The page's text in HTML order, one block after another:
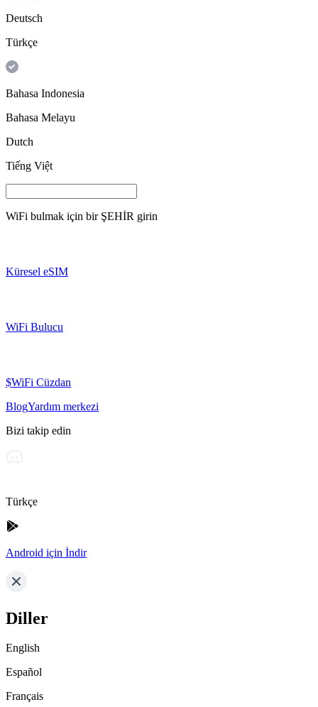
Deutsch
Türkçe
Bahasa Indonesia
Bahasa Melayu
Dutch
Tiếng Việt
WiFi bulmak için bir ŞEHİR girin
Küresel eSIM
WiFi Bulucu
$WiFi Cüzdan
BlogYardım merkezi
Bizi takip edin
Türkçe
Android için İndir
Diller
English
Español
Français